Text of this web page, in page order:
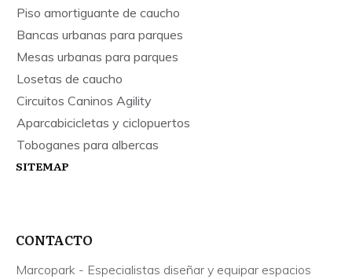
Piso amortiguante de caucho
Bancas urbanas para parques
Mesas urbanas para parques
Losetas de caucho
Circuitos Caninos Agility
Aparcabicicletas y ciclopuertos
Toboganes para albercas
SITEMAP
CONTACTO
Marcopark - Especialistas diseñar y equipar espacios